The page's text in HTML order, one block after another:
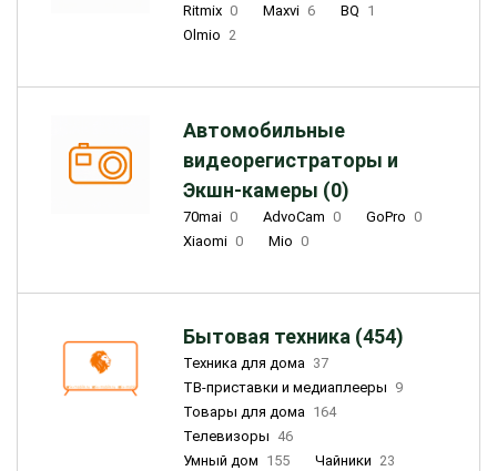
Ritmix 0 Maxvi 6 BQ 1
Olmio 2
Автомобильные
видеорегистраторы и
Экшн-камеры (0)
70mai 0 AdvoCam 0 GoPro 0
Xiaomi 0 Mio 0
Бытовая техника (454)
Техника для дома 37
ТВ-приставки и медиаплееры 9
Товары для дома 164
Телевизоры 46
Умный дом 155 Чайники 23